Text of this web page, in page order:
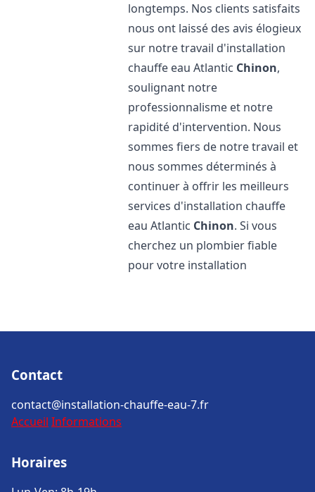
longtemps. Nos clients satisfaits
nous ont laissé des avis élogieux
sur notre travail d'installation
chauffe eau Atlantic Chinon,
soulignant notre
professionnalisme et notre
rapidité d'intervention. Nous
sommes fiers de notre travail et
nous sommes déterminés à
continuer à offrir les meilleurs
services d'installation chauffe
eau Atlantic Chinon. Si vous
cherchez un plombier fiable
pour votre installation
Contact
contact@installation-chauffe-eau-7.fr
Accueil Informations
Horaires